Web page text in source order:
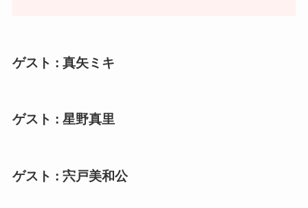
ゲスト : 真矢ミキ
ゲスト : 星野真里
ゲスト : 宍戸美和公